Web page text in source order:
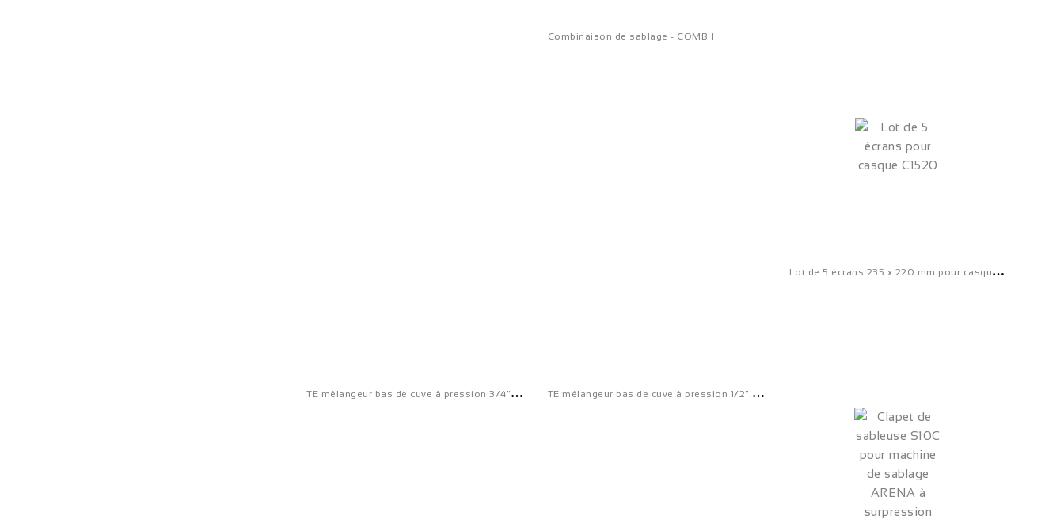
Combinaison de sablage - COMB 1
L
ot de 5 écrans 235 x 220 mm pour casque de sablage C 1520...
T
E mélangeur bas de cuve à pression 3/4" après 2018 - S10 3/4 T
E mélangeur bas de cuve à pression 1/2" avant 2019 - S10 1/2